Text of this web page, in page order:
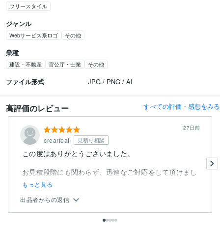
フリースタイル
ジャンル
Webサービス系ロゴ その他
業種
建設・不動産 官公庁・士業 その他
ファイル形式 JPG / PNG / AI
高評価のレビュー すべての評価・感想をみる
crearfeat 見積り相談
27日前
この度はありがとうございました。
お見積段階にも関わらず、迅速なご対応をして頂けまし
た。
もっと見る
出品者からの返信